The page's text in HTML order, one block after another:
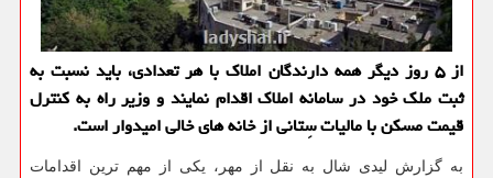
از ۵ روز دیگر همه دارندگان املاک با هر تعدادی، باید نسبت به
ثبت ملک خود در سامانه املاک اقدام نمایند و وزیر راه به کنترل
قیمت مسکن با مالیات سِتانی از خانه های خالی امیدوار است.
به گزارش لیدی شال به نقل از مهر، یکی از مهم ترین اقدامات